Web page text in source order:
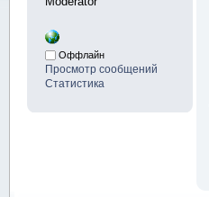
Оффлайн
Просмотр сообщений
Статистика